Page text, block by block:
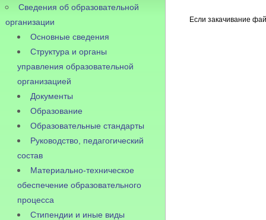
Сведения об образовательной
организации
Основные сведения
Структура и органы
управления образовательной
организацией
Документы
Образование
Образовательные стандарты
Руководство, педагогический
состав
Материально-техническое
обеспечение образовательного
процесса
Стипендии и иные виды
Если закачивание